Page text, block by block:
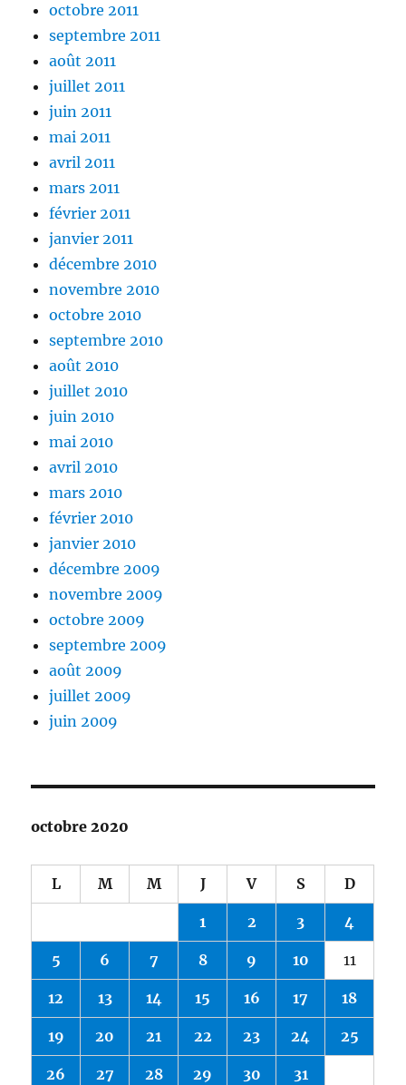
octobre 2011
septembre 2011
août 2011
juillet 2011
juin 2011
mai 2011
avril 2011
mars 2011
février 2011
janvier 2011
décembre 2010
novembre 2010
octobre 2010
septembre 2010
août 2010
juillet 2010
juin 2010
mai 2010
avril 2010
mars 2010
février 2010
janvier 2010
décembre 2009
novembre 2009
octobre 2009
septembre 2009
août 2009
juillet 2009
juin 2009
octobre 2020
L M M J V S D
1 2 3 4
5 6 7 8 9 10 11
12 13 14 15 16 17 18
19 20 21 22 23 24 25
26 27 28 29 30 31